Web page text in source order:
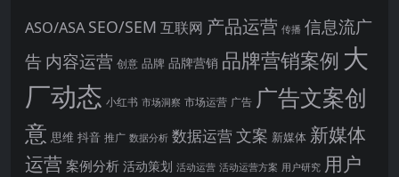
ASO/ASA SEO/SEM 互联网 产品运营 传播 信息流广
告 内容运营 创意 品牌 品牌营销 品牌营销案例 大
厂动态 小红书 市场洞察 市场运营 广告 广告文案创
意 思维 抖音 推广 数据分析 数据运营 文案 新媒体 新媒体
运营 案例分析 活动策划 活动运营 活动运营方案 用户研究 用户